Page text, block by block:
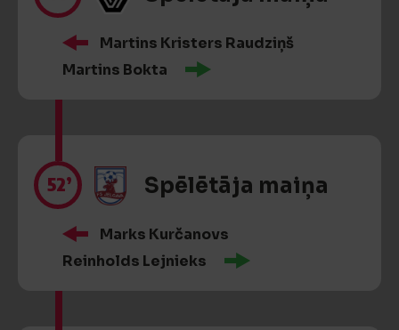
Martins Kristers Raudziņš
Martins Bokta
52’ Spēlētāja maiņa
Marks Kurčanovs
Reinholds Lejnieks